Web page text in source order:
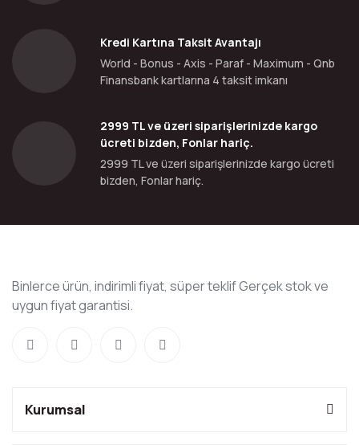
Kredi Kartına Taksit Avantajı
World - Bonus - Axis - Paraf - Maximum - Qnb
Finansbank kartlarına 4 taksit imkanı
2999 TL ve üzeri siparişlerinizde kargo
ücreti bizden, Fonlar hariç.
2999 TL ve üzeri siparişlerinizde kargo ücreti
bizden, Fonlar hariç.
Binlerce ürün, indirimli fiyat, süper teklif Gerçek stok ve
uygun fiyat garantisi.
Kurumsal